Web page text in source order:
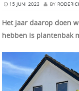
15 JUNI 2023 BY
Het jaar daarop doen
hebben is plantenbak